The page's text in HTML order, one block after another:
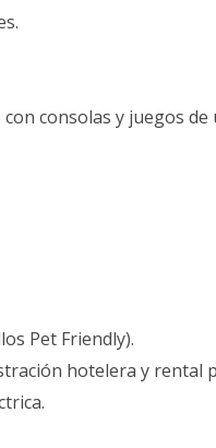
consolas y juegos
Pet Friendly).
hotelera y rental